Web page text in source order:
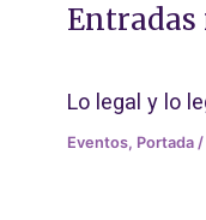
Entradas
Lo legal y lo
Eventos, Portada /